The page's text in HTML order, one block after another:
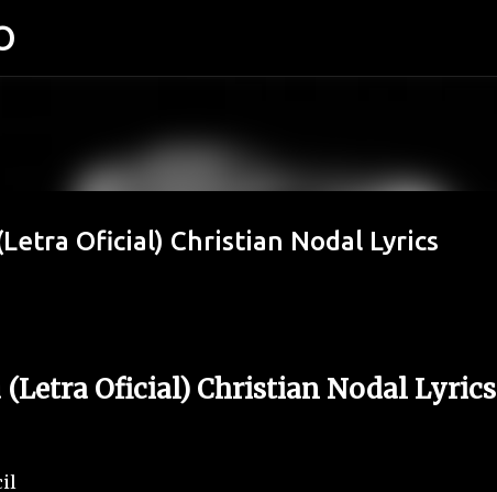
Oficial) Christian Nodal Lyrics
(Letra Oficial) Christian Nodal Lyrics